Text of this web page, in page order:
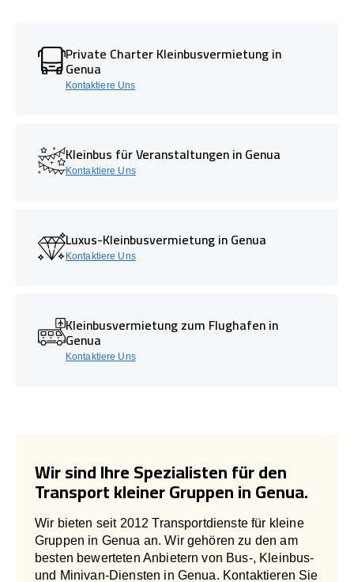
Private Charter Kleinbusvermietung in
Genua
Kontaktiere Uns
Kleinbus für Veranstaltungen in Genua
Kontaktiere Uns
Luxus-Kleinbusvermietung in Genua
Kontaktiere Uns
Kleinbusvermietung zum Flughafen in
Genua
Kontaktiere Uns
Wir sind Ihre Spezialisten für den
Transport kleiner Gruppen in Genua.
Wir bieten seit 2012 Transportdienste für kleine
Gruppen in Genua an. Wir gehören zu den am
besten bewerteten Anbietern von Bus-, Kleinbus-
und Minivan-Diensten in Genua. Kontaktieren Sie